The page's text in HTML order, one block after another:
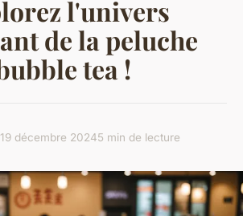
l'univers
de la peluche
tea !
19 décembre 20245 min de lecture